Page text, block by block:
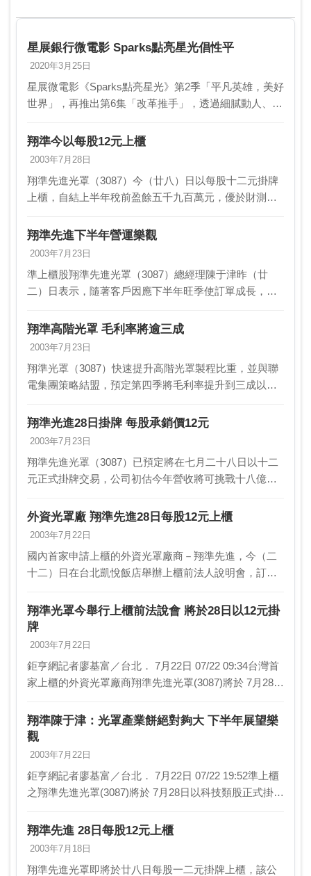
星展銀行微電影 Sparks點亮星光倡性平
2020年3月25日
星展微電影《Sparks點亮星光》第2季「平凡英雄，美好
世界」，再推出第6集「改革推手」，透過細膩動人、真
題。星展微電影第2季第6集主題，聚焦星展基金會…
翔準今以每股12元上櫃
2003年7月28日
翔準先進光罩（3087）今（廿八）日以每股十二元掛牌
上櫃，自結上半年稅前盈餘五千九百萬元，優於財測所
臨，翔準七月下旬明顯感受客戶投單較上旬增加，集
中…
翔準先進下半年營運樂觀
2003年7月23日
準上櫃股翔準先進光罩（3087）總經理陳于津昨（廿
二）日表示，隨著客戶因應下半年旺季使訂單成長，翔
續提高，估計可望於下半年提升為八○％到八五％，故
該…
翔準高階光罩 毛利率將逾三成
2003年7月23日
翔準光罩（3087）快速提升高階光罩製程比重，並與聯
電集團策略結盟，預定第四季將毛利率提升到三成以
昨（22）日舉行上櫃前法人說明會。因50%光…
翔準光進28日掛牌 每股承銷價12元
2003年7月23日
翔準先進光罩（3087）已預定將在七月二十八日以十二
元正式掛牌交易，公司初估今年營收將可挑戰十八億元
元，若以公司目前股本約 28.5億…
外資光罩廠 翔準先進28日每股12元上櫃
2003年7月22日
國內首家申請上櫃的外資光罩廠商－翔準先進，今（二
十二）日在台北凱悅飯店舉辦上櫃前法人說明會，訂定
翔準今年財測營收目標十八億元，稅後淨利一億五千七
百萬元…
翔準光罩今舉行上櫃前法說會 將於28日以12元掛
牌
2003年7月22日
鉅亨網記者廖基富／台北． 7月22日 07/22 09:34台灣首
家上櫃的外資光罩廠商翔準先進光罩(3087)將於 7月28日
(22)日並將舉行上櫃…
翔準陳于津：光罩產業餅絕對夠大 下半年展望樂
觀
2003年7月22日
鉅亨網記者廖基富／台北． 7月22日 07/22 19:52準上櫃
之翔準先進光罩(3087)將於 7月28日以科技類股正式掛牌
人說明會中指出，台…
翔準先進 28日每股12元上櫃
2003年7月18日
翔準先進光罩即將於廿八日每股一二元掛牌上櫃，該公